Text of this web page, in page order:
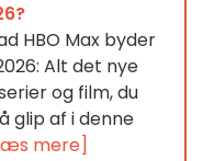
HBO Max byder
Alt det nye
og film, du
glip af i denne
mere]